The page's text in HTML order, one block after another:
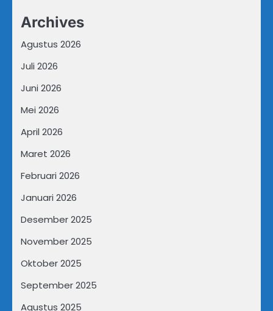
Archives
Agustus 2026
Juli 2026
Juni 2026
Mei 2026
April 2026
Maret 2026
Februari 2026
Januari 2026
Desember 2025
November 2025
Oktober 2025
September 2025
Agustus 2025